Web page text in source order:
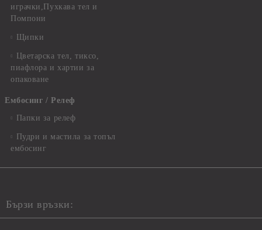
играчки,Пухкава тел и
Помпони
Щипки
Цветарска тел, тиксо,
пиафлора и хартии за
опаковане
Ембосинг / Релеф
Папки за релеф
Пудри и мастила за топъл
ембосинг
Бързи връзки: